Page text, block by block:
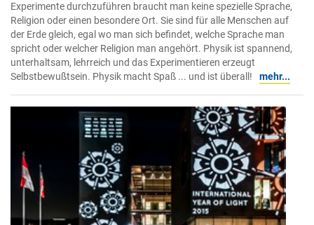
Experimente durchzuführen braucht man keine spezielle Sprache,
Religion oder einen besondere Ort. Sie sind für alle Menschen auf
der Erde gleich, egal wo man sich befindet, welche Sprache man
spricht oder welcher Religion man angehört. Physik ist spannend,
unterhaltsam, lehrreich und das Experimentieren erzeugt
Selbstbewußtsein. Physik macht Spaß ... und ist überall!
mehr...